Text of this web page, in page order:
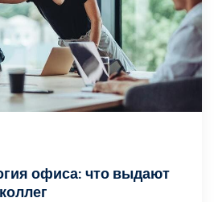
офиса: что выдают